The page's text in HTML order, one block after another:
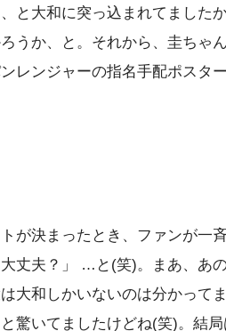
と大和に突っ込まれてました
うか、と。それから、圭ちゃ
レンジャーの指名手配ポスタ
が決まったとき、ファンが一
丈夫？」 …と(笑)。まあ、あ
大和しかいないのは分かって
驚いてましたけどね(笑)。結